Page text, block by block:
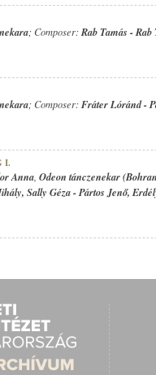
; Composer: Rab Tamás -Rab
; Composer: Fráter Lóránd-
I.
Anna Odeon tánczenekar
, Sally Géza-Pártos Jenő,